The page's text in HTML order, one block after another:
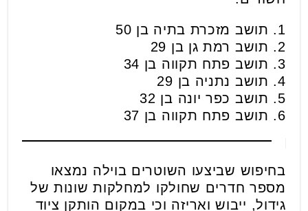
1. תושב מזכרת בתיה בן 50
2. תושב רמת גן בן 29
3. תושב פתח תקווה בן 34
4. תושב נתניה בן 29
5. תושב כפר יונה בן 32
6. תושב פתח תקווה בן 37
בחיפוש שביצעו השוטרים בוילה נמצאו
מספר חדרים שחולקו למחלקות שונות של
גידול, ייבוש ואריזה וכי במקום הותקן ציוד